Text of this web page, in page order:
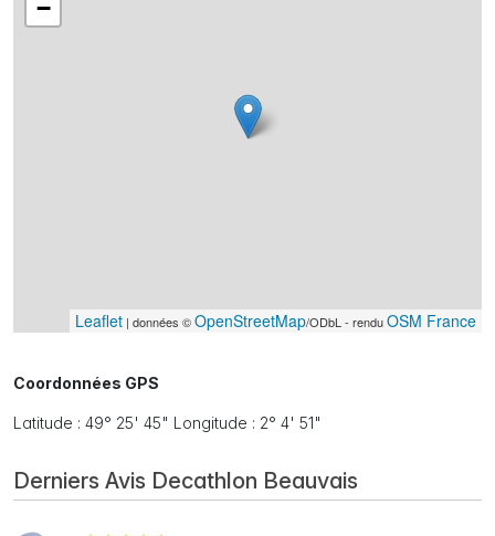
−
Leaflet | données ©OpenStreetMap/ODbL - renduOSM France
Coordonnées GPS
Latitude : 49° 25' 45" Longitude : 2° 4' 51"
Derniers Avis Decathlon Beauvais